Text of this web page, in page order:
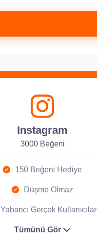
Instagram
3000 Beğeni
150 Beğeni Hediye
Düşme Olmaz
Yabancı Gerçek Kullanıcılar
Tümünü Gör